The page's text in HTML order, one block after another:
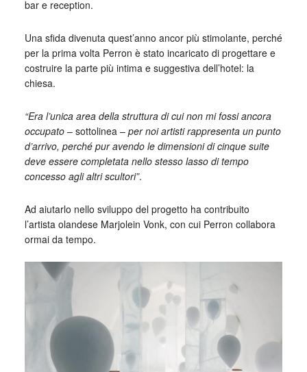
bar e reception.
Una sfida divenuta quest’anno ancor più stimolante, perché
per la prima volta Perron è stato incaricato di progettare e
costruire la parte più intima e suggestiva dell’hotel: la
chiesa.
“Era l’unica area della struttura di cui non mi fossi ancora
occupato– sottolinea – per noi artisti rappresenta un punto
d’arrivo, perché pur avendo le dimensioni di cinque suite
deve essere completata nello stesso lasso di tempo
concesso agli altri scultori”.
Ad aiutarlo nello sviluppo del progetto ha contribuito
l’artista olandese Marjolein Vonk, con cui Perron collabora
ormai da tempo.